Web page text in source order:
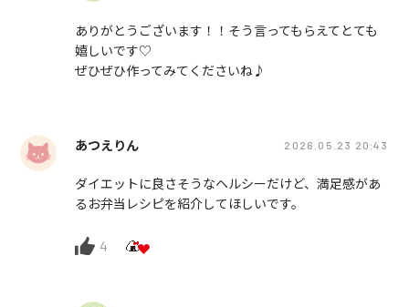
ありがとうございます！！そう言ってもらえてとても
嬉しいです♡
ぜひぜひ作ってみてくださいね♪
あつえりん 2026.05.23 20:43
ダイエットに良さそうなヘルシーだけど、満足感があ
るお弁当レシピを紹介してほしいです。
4